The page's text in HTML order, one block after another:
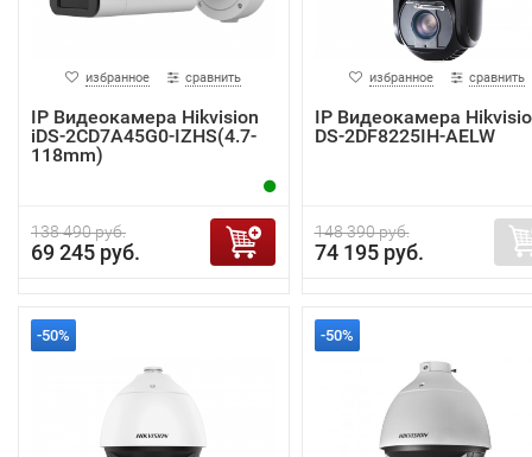
избранное сравнить
IP Видеокамера Hikvision
iDS-2CD7A45G0-IZHS(4.7-
118mm)
138 490 руб.
69 245 руб.
избранное сравнить
IP Видеокамера
DS-2DF8225IH-AELW
148 390 руб.
74 195 руб.
-50% -50%